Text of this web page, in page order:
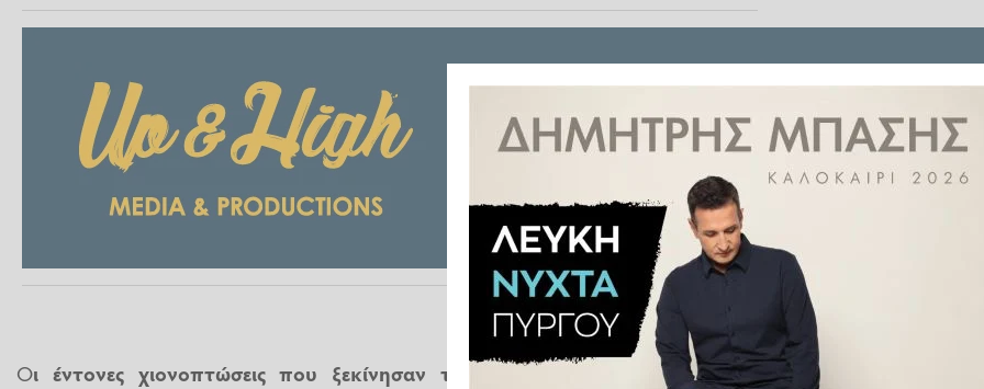
Οι έντονες χιονοπτώσεις που ξεκίνησαν το βράδυ της Παρασκευήςστις